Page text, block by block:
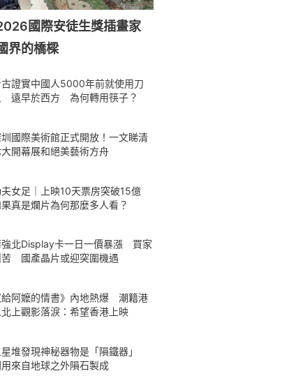
國際安徒生獎插畫家
界的橋樑
證實中國人5000年前就使用刀
遠早於西方 為何轉用筷子？
國際美術館正式開放！一文睇清
開幕展和絕美藝術方舟
女足｜上映10天票房突破15億
真是爛片為何那麼多人看？
北Display卡一日一價暴漲 買家
苦 國產晶片或迎突圍機遇
給阿嬤的情書》內地熱爆 潮籍港
北上觀影落淚：希望香港上映
星堆發現神秘器物是「隕鐵器」
來自地球之外隕石製成